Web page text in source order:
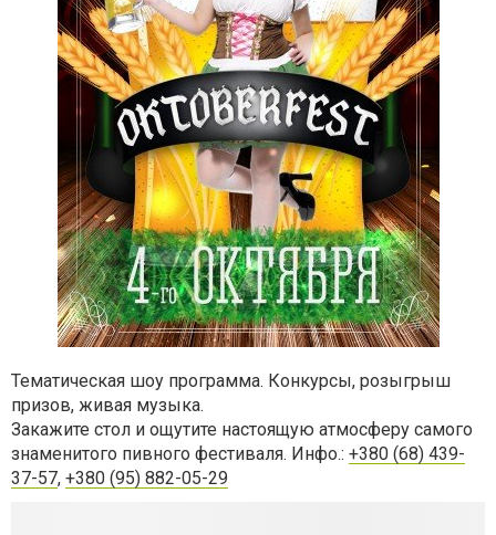
Тематическая шоу программа. Конкурсы, розыгрыш
призов, живая музыка.
Закажите стол и ощутите настоящую атмосферу самого
знаменитого пивного фестиваля. Инфо.: +380 (68) 439-
37-57, +380 (95) 882-05-29